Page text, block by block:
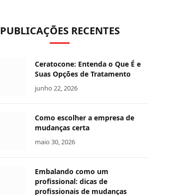
PUBLICAÇÕES RECENTES
Ceratocone: Entenda o Que É e
Suas Opções de Tratamento
junho 22, 2026
Como escolher a empresa de
mudanças certa
maio 30, 2026
Embalando como um
profissional: dicas de
profissionais de mudanças